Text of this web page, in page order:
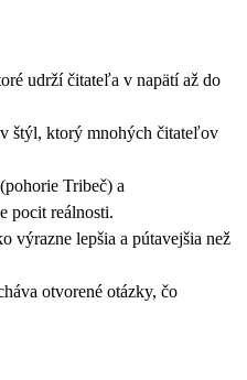
udrží čitateľa v napätí až do
štýl, ktorý mnohých čitateľov
Tribeč) a
pocit reálnosti.
výrazne lepšia a pútavejšia než
otvorené otázky, čo